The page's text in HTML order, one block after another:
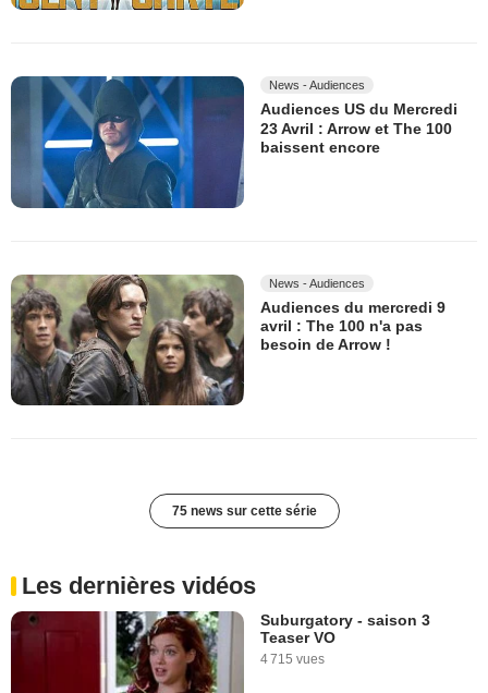
News - Audiences
Audiences US du Mercredi
23 Avril : Arrow et The 100
baissent encore
News - Audiences
Audiences du mercredi 9
avril : The 100 n'a pas
besoin de Arrow !
75 news sur cette série
Les dernières vidéos
Suburgatory - saison 3
Teaser VO
4 715 vues